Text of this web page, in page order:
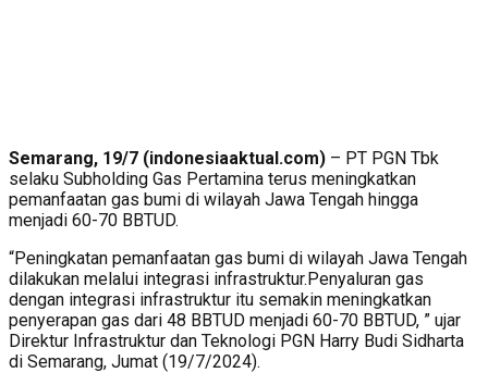
Semarang, 19/7 (indonesiaaktual.com) – PT PGN Tbk
selaku Subholding Gas Pertamina terus meningkatkan
pemanfaatan gas bumi di wilayah Jawa Tengah hingga
menjadi 60-70 BBTUD.
“Peningkatan pemanfaatan gas bumi di wilayah Jawa Tengah
dilakukan melalui integrasi infrastruktur.Penyaluran gas
dengan integrasi infrastruktur itu semakin meningkatkan
penyerapan gas dari 48 BBTUD menjadi 60-70 BBTUD, ” ujar
Direktur Infrastruktur dan Teknologi PGN Harry Budi Sidharta
di Semarang, Jumat (19/7/2024).